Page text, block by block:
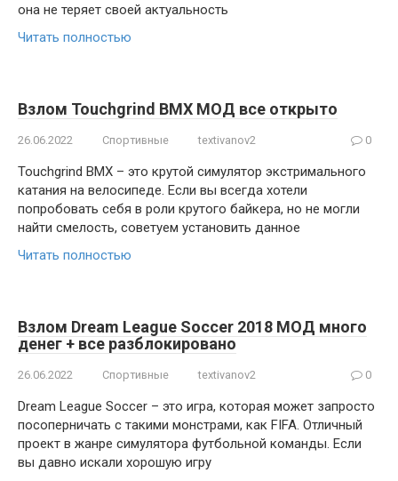
она не теряет своей актуальность
Читать полностью
Взлом Touchgrind BMX МОД все открыто
26.06.2022 Спортивные textivanov2 0
Touchgrind BMX – это крутой симулятор экстримального
катания на велосипеде. Если вы всегда хотели
попробовать себя в роли крутого байкера, но не могли
найти смелость, советуем установить данное
Читать полностью
Взлом Dream League Soccer 2018 МОД много
денег + все разблокировано
26.06.2022 Спортивные textivanov2 0
Dream League Soccer – это игра, которая может запросто
посоперничать с такими монстрами, как FIFA. Отличный
проект в жанре симулятора футбольной команды. Если
вы давно искали хорошую игру